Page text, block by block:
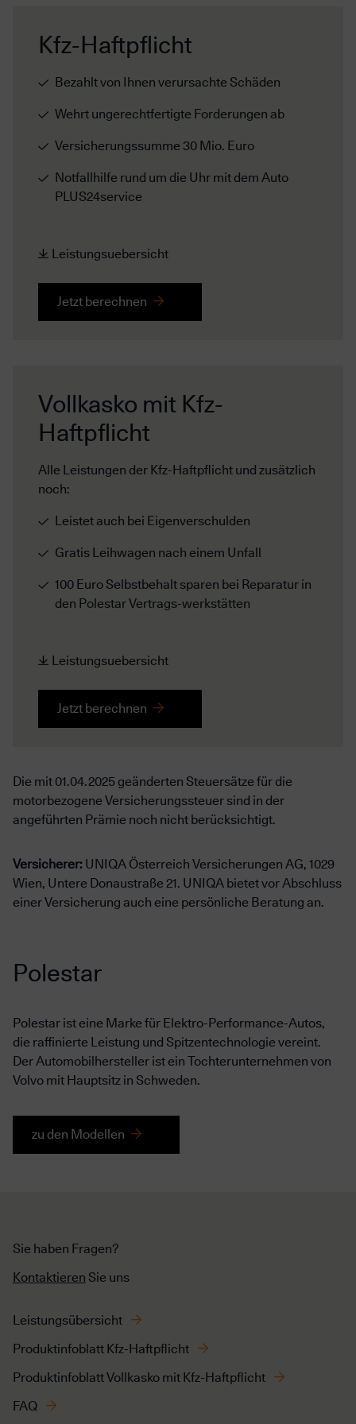
Kfz-Haftpflicht
Bezahlt von Ihnen verursachte Schäden
Wehrt ungerechtfertigte Forderungen ab
Versicherungssumme 30 Mio. Euro
Notfallhilfe rund um die Uhr mit dem Auto
PLUS24service
Leistungsuebersicht
Jetzt berechnen
Vollkasko mit Kfz-
Haftpflicht
Alle Leistungen der Kfz-Haftpflicht und zusätzlich
noch:
Leistet auch bei Eigenverschulden
Gratis Leihwagen nach einem Unfall
100 Euro Selbstbehalt sparen bei Reparatur in
den Polestar Vertrags-werkstätten
Leistungsuebersicht
Jetzt berechnen
Die mit 01.04.2025 geänderten Steuersätze für die
motorbezogene Versicherungssteuer sind in der
angeführten Prämie noch nicht berücksichtigt.
Versicherer: UNIQA Österreich Versicherungen AG, 1029
Wien, Untere Donaustraße 21. UNIQA bietet vor Abschluss
einer Versicherung auch eine persönliche Beratung an.
Polestar
Polestar ist eine Marke für Elektro-Performance-Autos,
die raffinierte Leistung und Spitzentechnologie vereint.
Der Automobilhersteller ist ein Tochterunternehmen von
Volvo mit Hauptsitz in Schweden.
zu den Modellen
Sie haben Fragen?
Kontaktieren Sie uns
Leistungsübersicht
Produktinfoblatt Kfz-Haftpflicht
Produktinfoblatt Vollkasko mit Kfz-Haftpflicht
FAQ